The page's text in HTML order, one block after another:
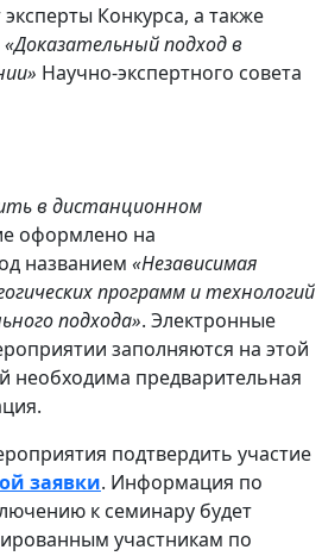
Конкурса, а также
«Доказательный подход в
Научно-экспертного совета
в дистанционном
оформлено на
названием «Независимая
программ и технологий
подхода». Электронные
заполняются на этой
необходима предварительная
подтвердить участие
заявки. Информация по
к семинару будет
участникам по